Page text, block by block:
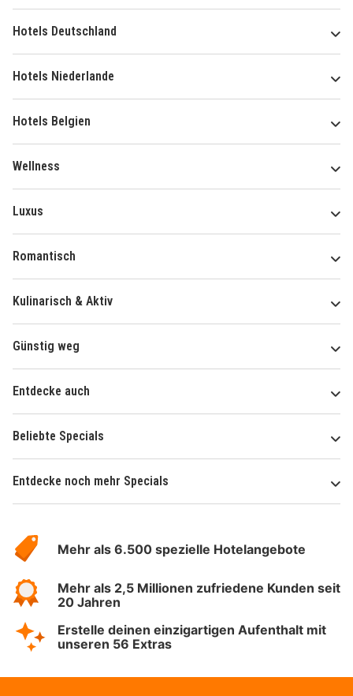
Hotels Deutschland
Hotels Niederlande
Hotels Belgien
Wellness
Luxus
Romantisch
Kulinarisch & Aktiv
Günstig weg
Entdecke auch
Beliebte Specials
Entdecke noch mehr Specials
Hotelspecials
Mehr als 6.500 spezielle Hotelangebote
Mehr als 2,5 Millionen zufriedene Kunden seit
20 Jahren
Erstelle deinen einzigartigen Aufenthalt mit
unseren 56 Extras